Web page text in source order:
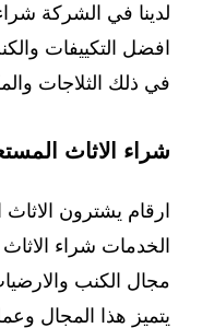
لدينا في الشركة
افضل التكييفات
في ذلك الثلاجات
شراء الاثاث
ارقام يشترون
الخدمات شراء
مجال الكنب
يتميز هذا المجال